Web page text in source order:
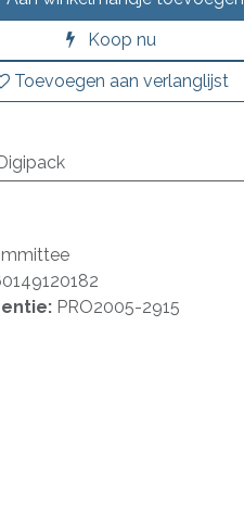
Koop nu
Toevoegen aan verlanglijst
PRO2005-2915